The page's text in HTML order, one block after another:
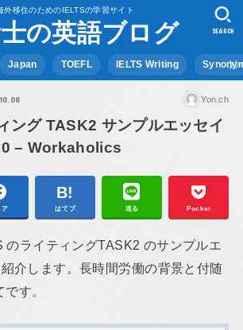
外移住のためのIELTSの学習サイト
の英語ブログ
Japan TOEFL IELTS Writing
SEARCH
Yon.ch
ング TASK2 サンプルエッセイ
– Workaholics
ア はてブ 送る Pocket
のライティングTASK2 のサンプルエ
介します。長時間労働の背景と付随
す。